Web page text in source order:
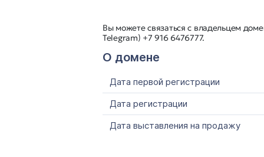
Вы можете связаться с владельцем
Telegram) +7 916 6476777.
О домене
Дата первой регистрации
Дата регистрации
Дата выставления на продажу